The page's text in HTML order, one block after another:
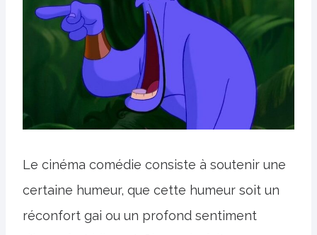
Le cinéma comédie consiste à soutenir une
certaine humeur, que cette humeur soit un
réconfort gai ou un profond sentiment